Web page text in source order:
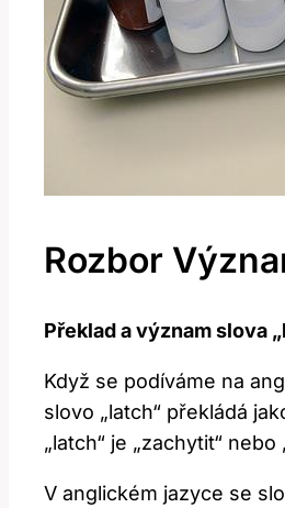
Rozbor
Překlad a význam slova
Když se podíváme na
slovo „latch“ překládá
„latch“ je „zachytit“
V anglickém jazyce se